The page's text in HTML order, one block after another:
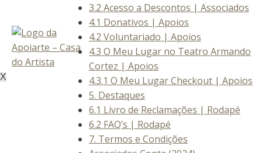
X
3.2 Acesso a Descontos | Associados
4.1 Donativos | Apoios
4.2 Voluntariado | Apoios
4.3 O Meu Lugar no Teatro Armando
Cortez | Apoios
4.3.1 O Meu Lugar Checkout | Apoios
5. Destaques
6.1 Livro de Reclamações | Rodapé
6.2 FAQ’s | Rodapé
7. Termos e Condições